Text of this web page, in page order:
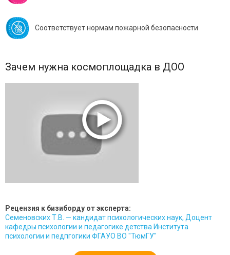
Соответствует нормам пожарной безопасности
Зачем нужна космоплощадка в ДОО
Рецензия к бизиборду от эксперта:
Семеновских Т.В. — кандидат психологических наук, Доцент
кафедры психологии и педагогике детства Института
психологии и педпгогики ФГАУО ВО "ТюмГУ"